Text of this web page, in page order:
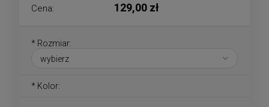
Cena: 129,00 zł
* Rozmiar:
* Kolor: